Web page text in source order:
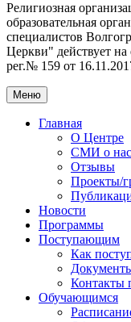
Религиозная
образовательная
специалистов
Церкви" действует
рег.№ 159 от
Меню
Главная
О Центре
СМИ о нас
Отзывы
Проекты/
Новости
Программы
Поступающим
Как
Контакты
Обучающимся